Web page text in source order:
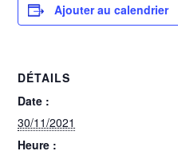
Ajouter au calendrier
DÉTAILS
Date :
30/11/2021
Heure :